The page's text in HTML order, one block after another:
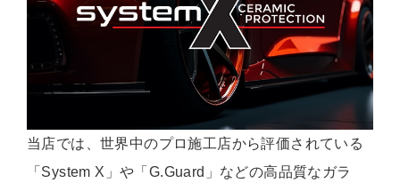
当店では、世界中のプロ施工店から評価されている
「System X」や「G.Guard」などの高品質なガラ